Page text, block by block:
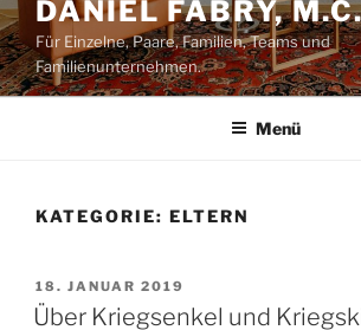
DANIEL FABRY,
Für Einzelne, Paare, Familien, Teams und
Familienunternehmen.
Menü
KATEGORIE: ELTERN
VERÖFFENTLICHT
AM
18. JANUAR 2019
Über Kriegsenkel und